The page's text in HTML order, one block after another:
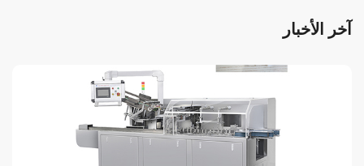
آخر الأخبار